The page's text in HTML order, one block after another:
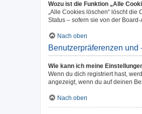
Wozu ist die Funktion „Alle
„Alle Cookies löschen“ löscht
Status – sofern sie von der
Nach oben
Benutzerpräferenzen und
Wie kann ich meine
Wenn du dich registriert hast,
angezeigt, wenn du auf deinen
Nach oben